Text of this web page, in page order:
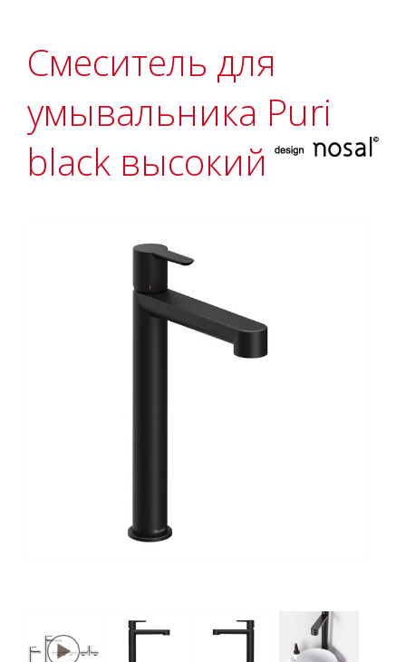
Смеситель для
умывальника Puri
black высокий